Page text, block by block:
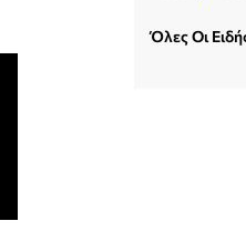
Όλες Οι